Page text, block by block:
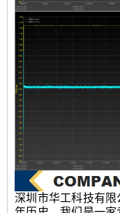
深圳市华工科技有